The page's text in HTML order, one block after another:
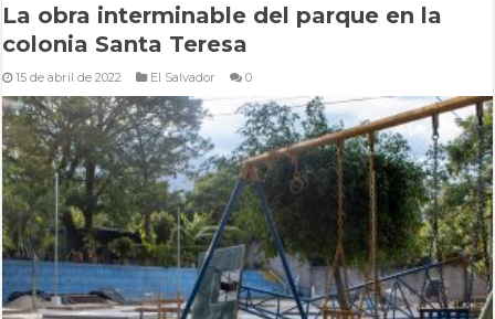
La obra interminable del parque en la
colonia Santa Teresa
15 de abril de 2022 El Salvador 0